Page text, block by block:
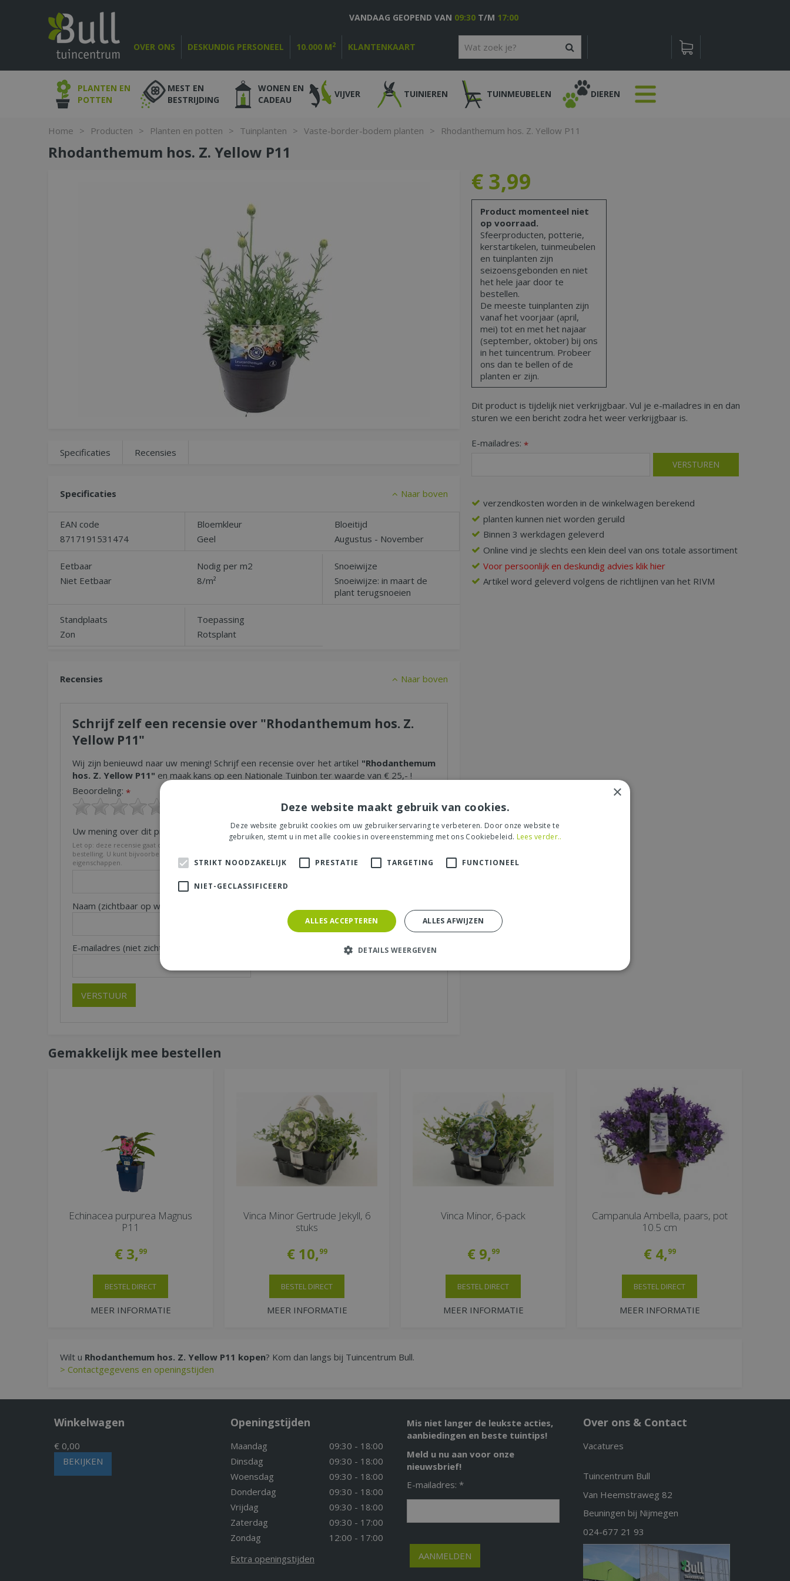
Home > Producten > Planten en potten > Tuinplanten > Vaste-border-bodem planten > Rhodanthemum hos. Z. Yellow P11
OVER ONS DESKUNDIG PERSONEEL 10.000 M2 KLANTENKAART
VANDAAG GEOPEND VAN 09:30 T/M 17:00
PLANTEN EN
POTTEN
MEST EN
BESTRIJDING
WONEN EN
CADEAU
VIJVER TUINIEREN TUINMEUBELEN DIEREN
Rhodanthemum hos. Z. Yellow P11
€ 3,99
Product momenteel niet
op voorraad.
Sfeerproducten, potterie,
kerstartikelen, tuinmeubelen
en tuinplanten zijn
seizoensgebonden en niet
het hele jaar door te
bestellen.
De meeste tuinplanten zijn
vanaf het voorjaar (april,
mei) tot en met het najaar
(september, oktober) bij ons
in het tuincentrum. Probeer
ons dan te bellen of de
planten er zijn.
Dit product is tijdelijk niet verkrijgbaar. Vul je e-mailadres in en dan
sturen we een bericht zodra het weer verkrijgbaar is.
E-mailadres: *
verzendkosten worden in de winkelwagen berekend
planten kunnen niet worden geruild
Binnen 3 werkdagen geleverd
Online vind je slechts een klein deel van ons totale assortiment
Voor persoonlijk en deskundig advies klik hier
Artikel word geleverd volgens de richtlijnen van het RIVM
Specificaties Recensies
Specificaties Naar boven
EAN code
8717191531474
Bloemkleur
Geel
Bloeitijd
Augustus - November
Eetbaar
Niet Eetbaar
Nodig per m2
8/m²
Snoeiwijze
Snoeiwijze: in maart de
plant terugsnoeien
Standplaats
Zon
Toepassing
Rotsplant
Recensies Naar boven
Schrijf zelf een recensie over "Rhodanthemum hos. Z.
Yellow P11"
Wij zijn benieuwd naar uw mening! Schrijf een recensie over het artikel "Rhodanthemum
hos. Z. Yellow P11" en maak kans op een Nationale Tuinbon ter waarde van € 25,- !
Beoordeling: *
Uw mening over dit product:
Let op: deze recensie gaat over het product en niet over ons tuincentrum, de service of levering van uw
bestelling. U kunt bijvoorbeeld in gaan op de kwaliteit van het product, de look & feel en belangrijke
eigenschappen.
Naam (zichtbaar op website): *
E-mailadres (niet zichtbaar):
Gemakkelijk mee bestellen
Echinacea purpurea Magnus
P11
€ 3,99
MEER INFORMATIE
BESTEL DIRECT
Vinca Minor Gertrude Jekyll, 6
stuks
€ 10,99
MEER INFORMATIE
BESTEL DIRECT
Vinca Minor, 6-pack
€ 9,99
MEER INFORMATIE
BESTEL DIRECT
Campanula Ambella, paars, pot
10.5 cm
€ 4,99
MEER INFORMATIE
BESTEL DIRECT
Wilt u Rhodanthemum hos. Z. Yellow P11 kopen? Kom dan langs bij Tuincentrum Bull.
> Contactgegevens en openingstijden
Winkelwagen
€ 0,00
BEKIJKEN
Openingstijden
Maandag
09:30 - 18:00
Dinsdag
09:30 - 18:00
Woensdag
09:30 - 18:00
Donderdag
09:30 - 18:00
Vrijdag
09:30 - 18:00
Zaterdag
09:30 - 17:00
Zondag
12:00 - 17:00
Extra openingstijden
Mis niet langer de leukste acties,
aanbiedingen en beste tuintips!
Meld u nu aan voor onze
nieuwsbrief!
E-mailadres: *
Over ons & Contact
Vacatures
Tuincentrum Bull
Van Heemstraweg 82
Beuningen bij Nijmegen
024-677 21 93
×
Deze website maakt gebruik van cookies.
Deze website gebruikt cookies om uw gebruikerservaring te verbeteren. Door onze website te
gebruiken, stemt u in met alle cookies in overeenstemming met ons Cookiebeleid. Lees verder..
STRIKT NOODZAKELIJK PRESTATIE TARGETING FUNCTIONEEL
NIET-GECLASSIFICEERD
ALLES ACCEPTEREN ALLES AFWIJZEN
DETAILS WEERGEVEN